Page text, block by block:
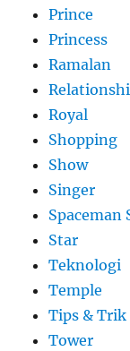
Prince
Princess
Ramalan
Royal
Shopping
Show
Singer
Spaceman
Star
Teknologi
Temple
Tips & Trik
Tower